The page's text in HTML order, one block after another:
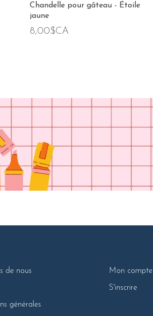
Chandelle pour gâteau - Étoile
jaune
8,00$CA
de nous
générales
Mon compte
S'inscrire